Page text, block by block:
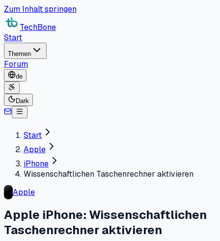
Zum Inhalt springen
TechBone
Start
Themen
Forum
de
Dark
Start
Apple
iPhone
Wissenschaftlichen Taschenrechner aktivieren
Apple
Apple iPhone: Wissenschaftlichen
Taschenrechner aktivieren